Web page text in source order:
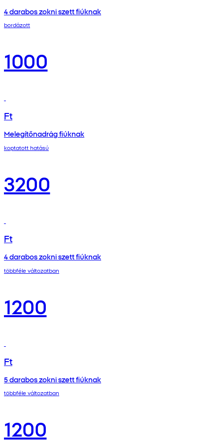
4 darabos zokni szett fiúknak
bordázott
1000
Ft
Melegítőnadrág fiúknak
koptatott hatású
3200
Ft
4 darabos zokni szett fiúknak
többféle változatban
1200
Ft
5 darabos zokni szett fiúknak
többféle változatban
1200